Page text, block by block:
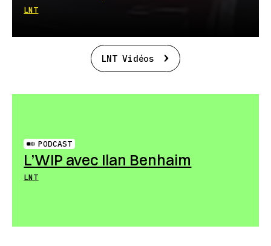
LNT
LNT Vidéos
PODCAST
L’WIP avec Ilan Benhaim
LNT